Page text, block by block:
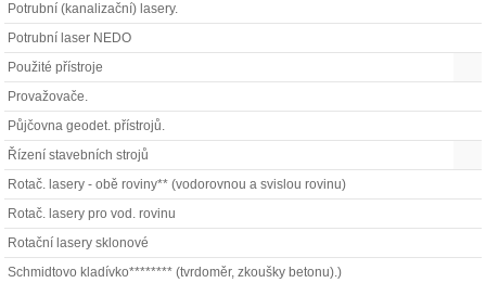
Potrubní (kanalizační) lasery.
Potrubní laser NEDO
Použité přístroje
Provažovače.
Půjčovna geodet. přístrojů.
Řízení stavebních strojů
Rotač. lasery - obě roviny** (vodorovnou a svislou rovinu)
Rotač. lasery pro vod. rovinu
Rotační lasery sklonové
Schmidtovo kladívko******** (tvrdoměr, zkoušky betonu).)